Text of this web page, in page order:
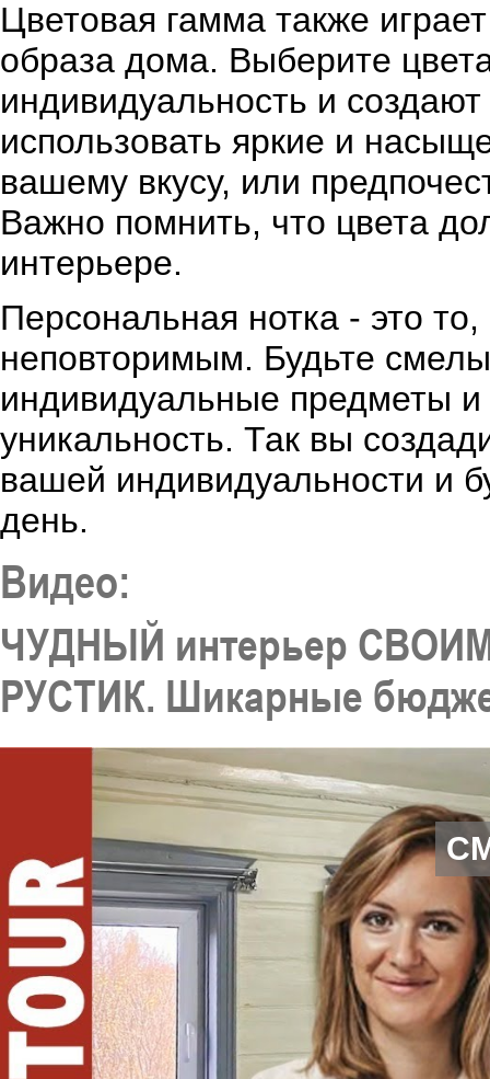
Цветовая гамма также
образа дома. Выберите
индивидуальность и
использовать яркие и
вашему вкусу, или
Важно помнить, что цвета
интерьере.
Персональная нотка - это
неповторимым. Будьте
индивидуальные предметы
уникальность. Так вы
вашей индивидуальности и
день.
Видео:
ЧУДНЫЙ интерьер
РУСТИК. Шикарные